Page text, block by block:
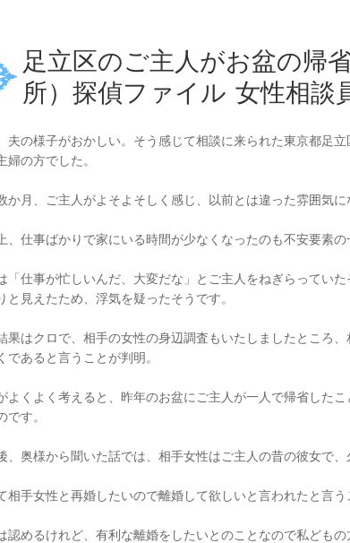
足立区のご主人がお盆の帰
所）探偵ファイル 女性相談
夫の様子がおかしい。そう感じて相談に来られた東京都足
婦の方でした。
か月、ご主人がよそよそしく感じ、以前とは違った雰囲気
、仕事ばかりで家にいる時間が少なくなったのも不安要素
「仕事が忙しいんだ、大変だな」とご主人をねぎらってい
と見えたため、浮気を疑ったそうです。
果はクロで、相手の女性の身辺調査もいたしましたところ
であると言うことが判明。
よくよく考えると、昨年のお盆にご主人が一人で帰省した
です。
、奥様から聞いた話では、相手女性はご主人の昔の彼女で
相手女性と再婚したいので離婚して欲しいと言われたと言
認めるけれど、有利な離婚をしたいとのことなので私ども